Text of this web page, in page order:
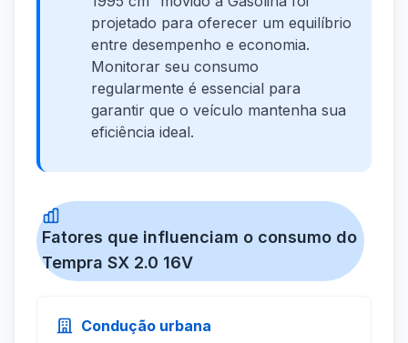
projetado para oferecer um equilíbrio
entre desempenho e economia.
Monitorar seu consumo
regularmente é essencial para
garantir que o veículo mantenha sua
eficiência ideal.
Fatores que influenciam o consumo do
Tempra SX 2.0 16V
Condução urbana